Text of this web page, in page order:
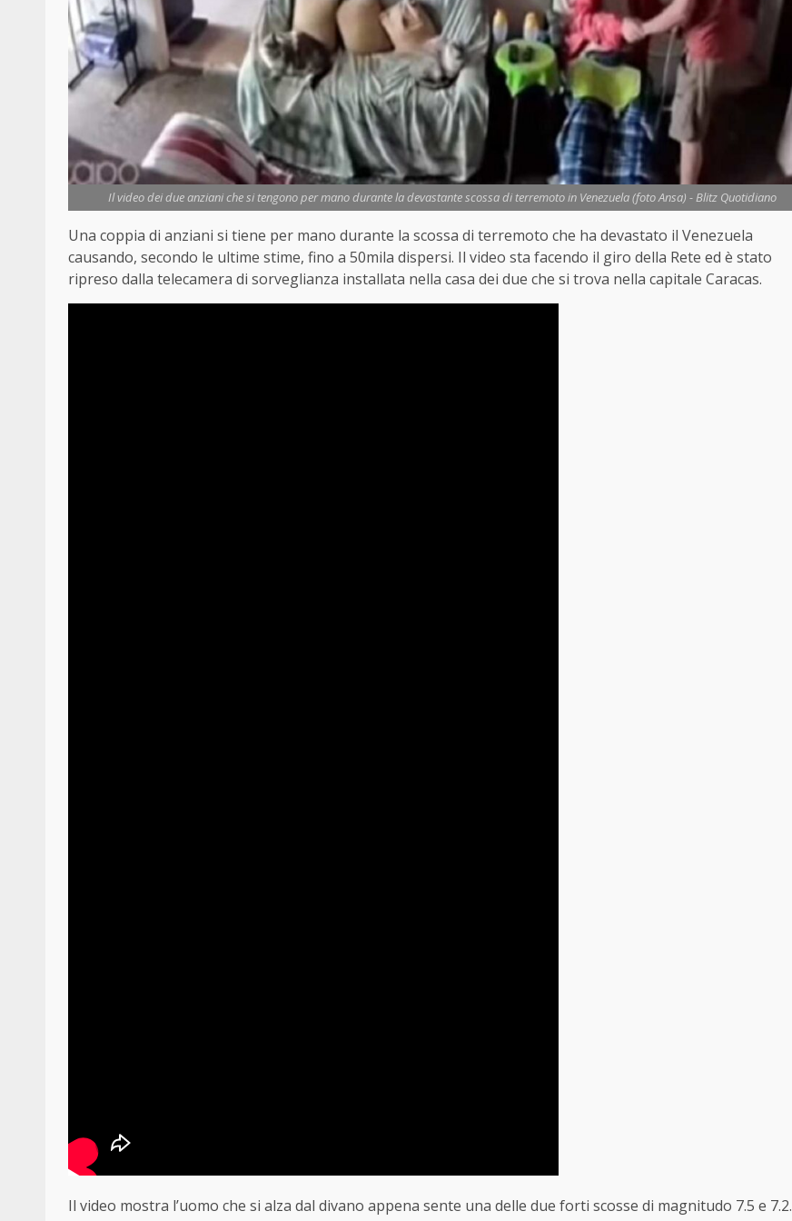
Il video dei due anziani che si tengono per mano durante la devastante scossa di terremoto in Venezuela (foto Ansa) - Blitz Quotidiano
Una coppia di anziani si tiene per mano durante la scossa di terremoto che ha devastato il Venezuela
causando, secondo le ultime stime, fino a 50mila dispersi. Il video sta facendo il giro della Rete ed è stato
ripreso dalla telecamera di sorveglianza installata nella casa dei due che si trova nella capitale Caracas.
Il video mostra l’uomo che si alza dal divano appena sente una delle due forti scosse di magnitudo 7.5 e 7.2.